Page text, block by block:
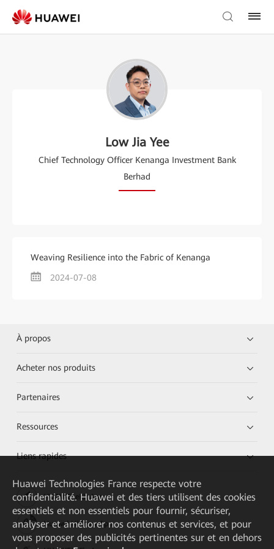
Low Jia Yee
Chief Technology Officer Kenanga Investment Bank
Berhad
Weaving Resilience into the Fabric of Kenanga
2024-07-08
À propos
Acheter nos produits
Partenaires
Ressources
Liens rapides
HUAWEI eKit App
Huawei HiKnow App
Huawei Technologies France respecte votre
confidentialité. Huawei et des tiers utilisent des cookies
essentiels et non essentiels pour fournir, sécuriser,
analyser et améliorer nos contenus et services, et pour
vous proposer des publicités pertinentes sur et en dehors